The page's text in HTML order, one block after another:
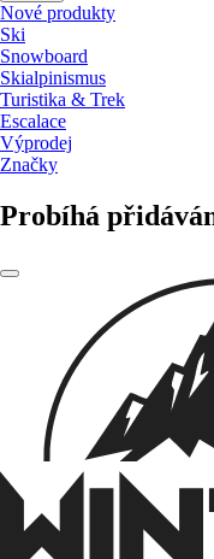
Nové produkty
Ski
Snowboard
Skialpinismus
Turistika & Trek
Escalace
Výprodej
Značky
Probíhá